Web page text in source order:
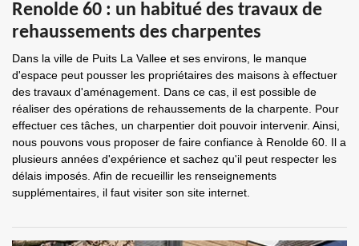
Renolde 60 : un habitué des travaux de
rehaussements des charpentes
Dans la ville de Puits La Vallee et ses environs, le manque
d'espace peut pousser les propriétaires des maisons à effectuer
des travaux d'aménagement. Dans ce cas, il est possible de
réaliser des opérations de rehaussements de la charpente. Pour
effectuer ces tâches, un charpentier doit pouvoir intervenir. Ainsi,
nous pouvons vous proposer de faire confiance à Renolde 60. Il a
plusieurs années d'expérience et sachez qu'il peut respecter les
délais imposés. Afin de recueillir les renseignements
supplémentaires, il faut visiter son site internet.